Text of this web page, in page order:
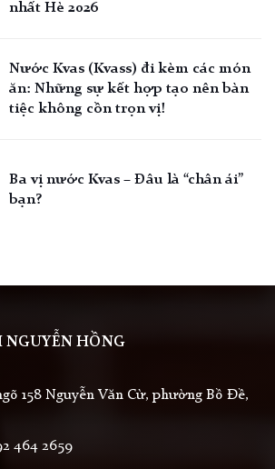
nhất Hè 2026
Nước Kvas (Kvass) đi kèm các món
ăn: Những sự kết hợp tạo nên bàn
tiệc không cồn trọn vị!
Ba vị nước Kvas – Đâu là “chân ái”
bạn?
NGUYỄN HỒNG
158 Nguyễn Văn Cừ, phường Bồ Đề,
464 2659